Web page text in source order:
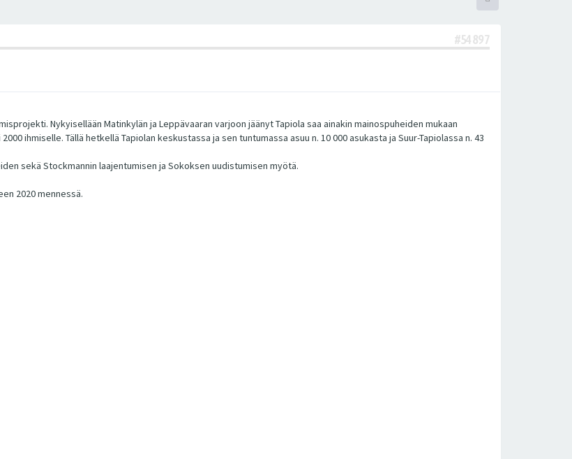
#54897
Nykyisellään Matinkylän ja Leppävaaran varjoon jäänyt Tapiola saa ainakin mainospuheiden mukaan
ihmiselle. Tällä hetkellä Tapiolan keskustassa ja sen tuntumassa asuu n. 10 000 asukasta ja Suur-Tapiolassa n. 43
sekä Stockmannin laajentumisen ja Sokoksen uudistumisen myötä.
2020 mennessä.